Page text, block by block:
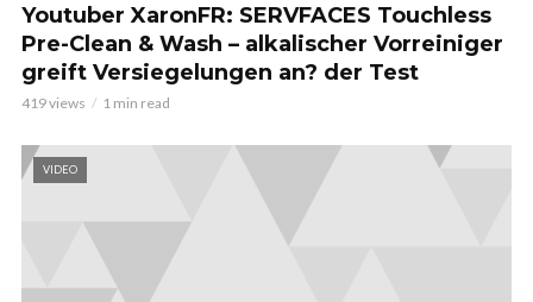
Youtuber XaronFR: SERVFACES Touchless
Pre-Clean & Wash – alkalischer Vorreiniger
greift Versiegelungen an? der Test
419 views 1 min read
VIDEO